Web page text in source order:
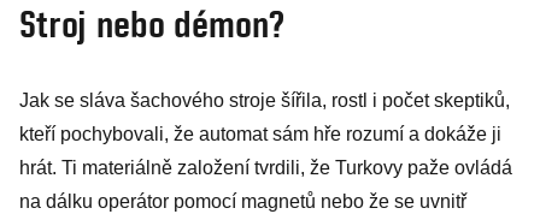
Stroj nebo démon?
Jak se sláva šachového stroje šířila, rostl i počet skeptiků,
kteří pochybovali, že automat sám hře rozumí a dokáže ji
hrát. Ti materiálně založení tvrdili, že Turkovy paže ovládá
na dálku operátor pomocí magnetů nebo že se uvnitř